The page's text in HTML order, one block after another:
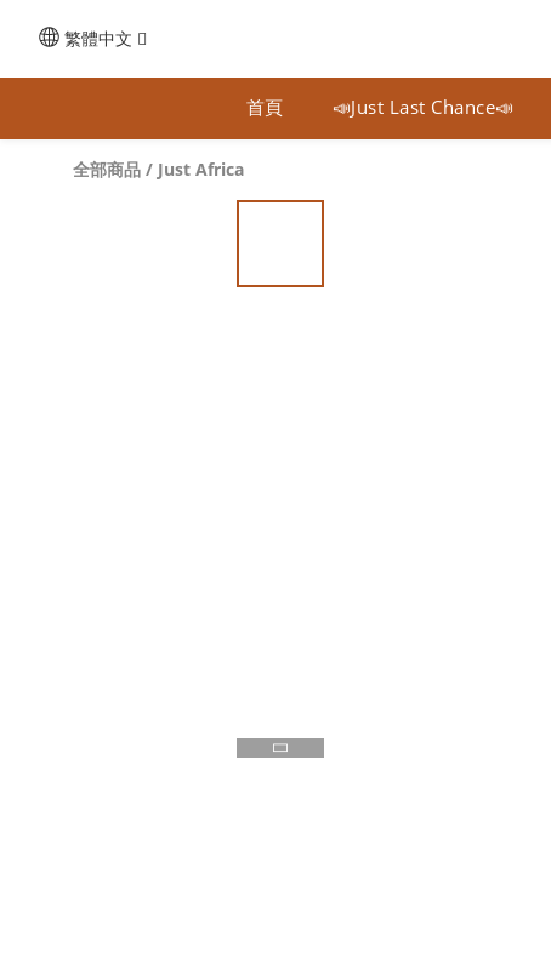
繁體中文
首頁 📣Just Last Chance📣
全部商品 / Just Africa